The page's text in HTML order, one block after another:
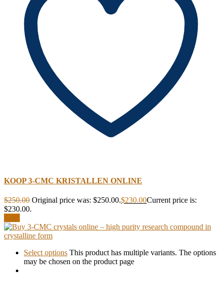
KOOP 3-CMC KRISTALLEN ONLINE
$250.00 Original price was: $250.00.$230.00Current price is:
$230.00.
Select options This product has multiple variants. The options
may be chosen on the product page